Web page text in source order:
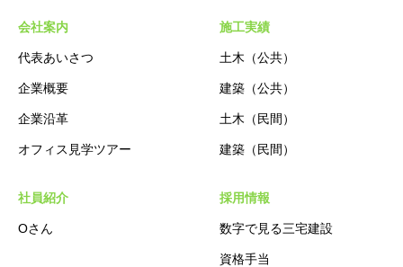
会社案内
代表あいさつ
企業概要
企業沿革
オフィス見学ツアー
施工実績
土木（公共）
建築（公共）
土木（民間）
建築（民間）
社員紹介
Oさん
採用情報
数字で見る三宅建設
資格手当